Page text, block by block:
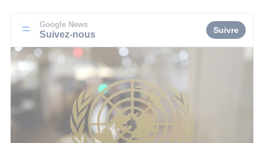
Google News
Suivez-nous Suivre